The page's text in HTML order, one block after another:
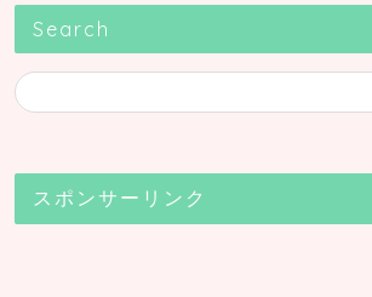
Search
スポンサーリンク